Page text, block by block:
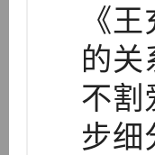
《
的关
不割
步细